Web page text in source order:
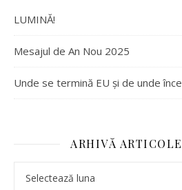
LUMINĂ!
Mesajul de An Nou 2025
Unde se termină EU și de unde
ARHIVĂ